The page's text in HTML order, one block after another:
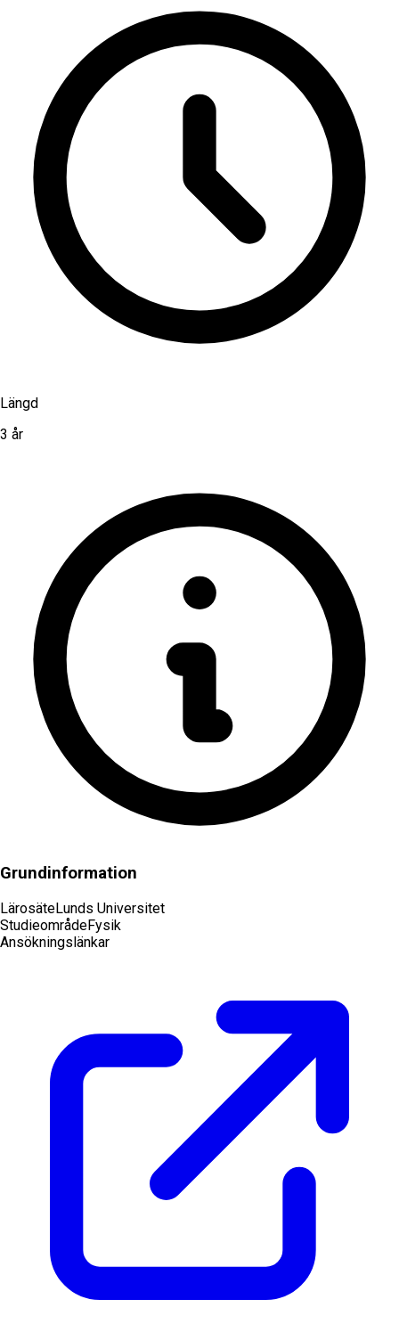
Längd
3 år
Grundinformation
LärosäteLunds Universitet
StudieområdeFysik
Ansökningslänkar